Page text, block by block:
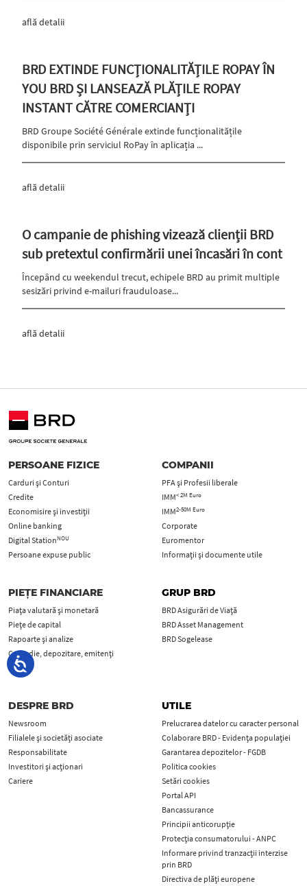
află detalii
BRD EXTINDE FUNCȚIONALITĂȚILE ROPAY ÎN
YOU BRD ȘI LANSEAZĂ PLĂȚILE ROPAY
INSTANT CĂTRE COMERCIANȚI
BRD Groupe Société Générale extinde funcționalitățile
disponibile prin serviciul RoPay în aplicația ...
află detalii
O campanie de phishing vizează clienții BRD
sub pretextul confirmării unei încasări în cont
Începând cu weekendul trecut, echipele BRD au primit multiple
sesizări privind e-mailuri frauduloase...
află detalii
PERSOANE FIZICE
Carduri şi Conturi
Credite
Economisire și investiții
Online banking
Digital StationNOU
Persoane expuse public
COMPANII
PFA şi Profesii liberale
IMM< 2M Euro
IMM2-50M Euro
Corporate
Euromentor
Informații și documente utile
PIEȚE FINANCIARE
Piața valutară și monetară
Piețe de capital
Rapoarte și analize
Custodie, depozitare, emitenți
MiFID
GRUP BRD
BRD Asigurări de Viață
BRD Asset Management
BRD Sogelease
DESPRE BRD
Newsroom
Filialele și societăți asociate
Responsabilitate
Investitori și acționari
Cariere
UTILE
Prelucrarea datelor cu caracter personal
Colaborare BRD - Evidența populației
Garantarea depozitelor - FGDB
Politica cookies
Setări cookies
Portal API
Bancassurance
Principii anticorupţie
Protecţia consumatorului - ANPC
Informare privind tranzacții interzise
prin BRD
Directiva de plăți europene